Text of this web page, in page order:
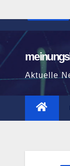
Inhalt
springen
Aktuelle